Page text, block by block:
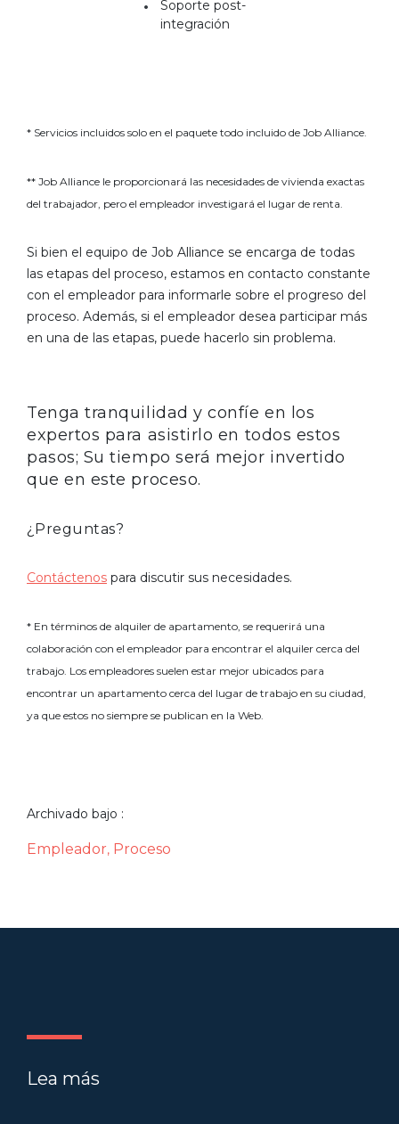
Soporte post-
integración
* Servicios incluidos solo en el paquete todo incluido de Job Alliance.
** Job Alliance le proporcionará las necesidades de vivienda exactas
del trabajador, pero el empleador investigará el lugar de renta.
Si bien el equipo de Job Alliance se encarga de todas
las etapas del proceso, estamos en contacto constante
con el empleador para informarle sobre el progreso del
proceso. Además, si el empleador desea participar más
en una de las etapas, puede hacerlo sin problema.
Tenga tranquilidad y confíe en los
expertos para asistirlo en todos estos
pasos; Su tiempo será mejor invertido
que en este proceso.
¿Preguntas?
Contáctenos para discutir sus necesidades.
* En términos de alquiler de apartamento, se requerirá una
colaboración con el empleador para encontrar el alquiler cerca del
trabajo. Los empleadores suelen estar mejor ubicados para
encontrar un apartamento cerca del lugar de trabajo en su ciudad,
ya que estos no siempre se publican en la Web.
Archivado bajo :
Empleador, Proceso
Lea más